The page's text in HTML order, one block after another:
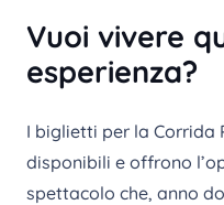
Vuoi vivere
esperienza?
I biglietti per la Corrida
disponibili e offrono
spettacolo che, anno